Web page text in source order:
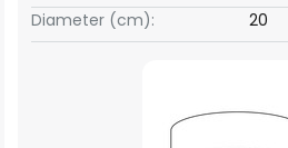
Diameter (cm):
20